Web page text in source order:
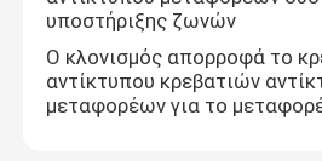
Προϊόν πολυουρεθάνιου
υποστήριξης ζωνών
Ο κλονισμός απορροφά το
αντίκτυπου κρεβατιών
μεταφορέων για το